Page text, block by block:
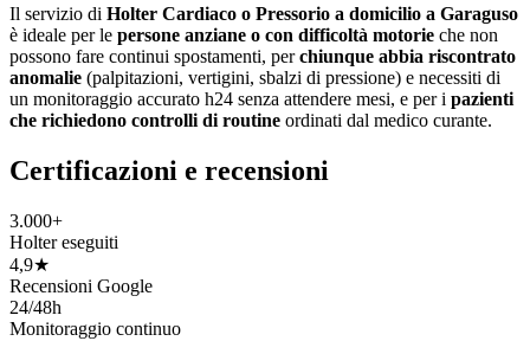
Il servizio di Holter Cardiaco o Pressorio a domicilio a Garaguso
è ideale per le persone anziane o con difficoltà motorie che non
possono fare continui spostamenti, perchiunque abbia riscontrato
anomalie (palpitazioni, vertigini, sbalzi di pressione) e necessiti di
un monitoraggio accurato h24 senza attendere mesi, e per i pazienti
che richiedono controlli di routine ordinati dal medico curante.
Certificazioni e recensioni
3.000+
Holter eseguiti
4,9★
Recensioni Google
24/48h
Monitoraggio continuo